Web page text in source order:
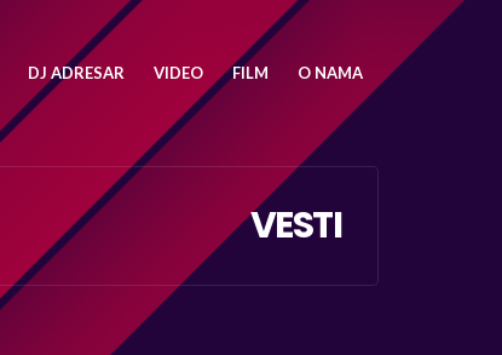
DJ ADRESAR VIDEO FILM O NAMA
VESTI